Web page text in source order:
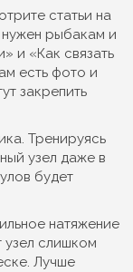
статьи на
рыбакам и
и «Как связать
есть фото и
закрепить
Тренируясь
узел даже в
будет
натяжение
узел слишком
Лучше